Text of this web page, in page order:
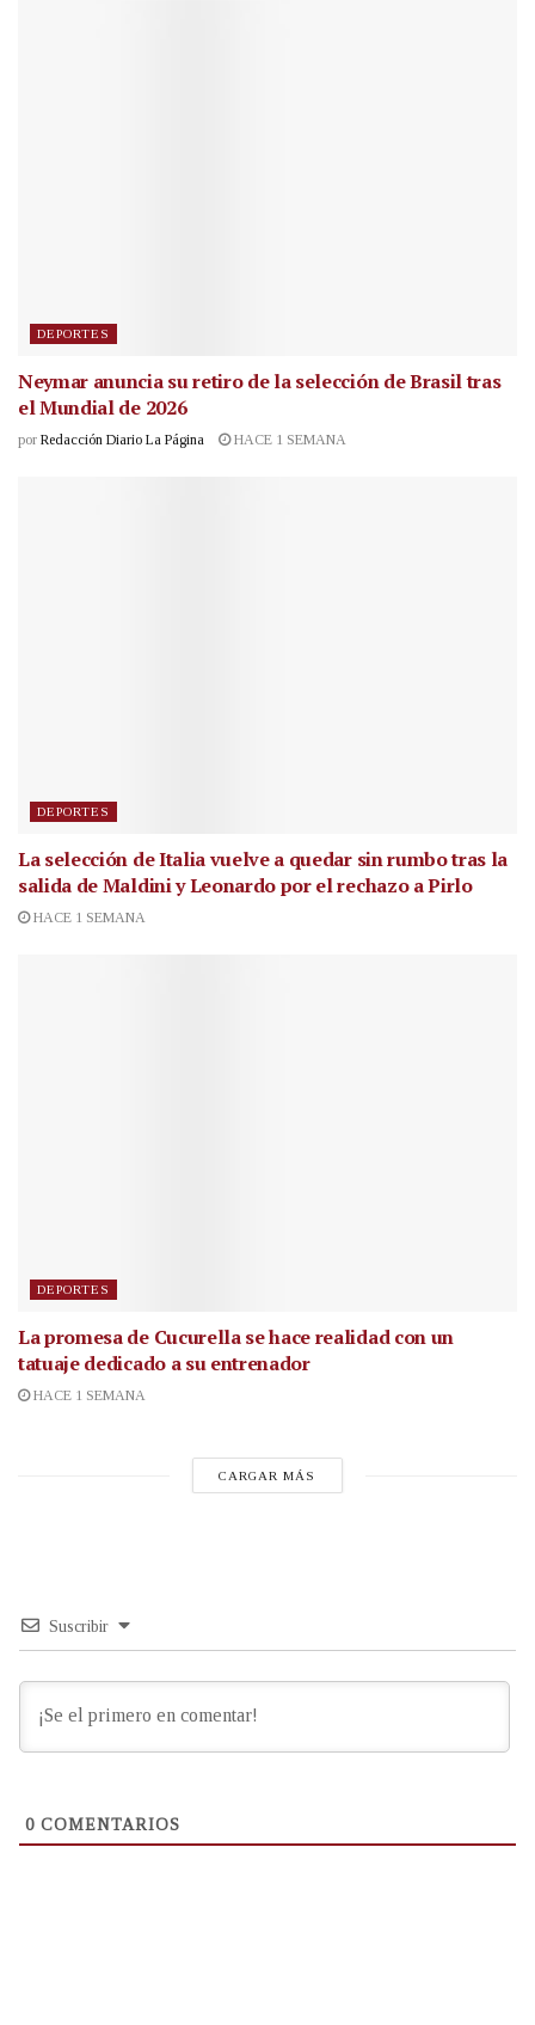
DEPORTES
Neymar anuncia su retiro de la selección de Brasil tras
el Mundial de 2026
por Redacción Diario La Página HACE 1 SEMANA
DEPORTES
La selección de Italia vuelve a quedar sin rumbo tras la
salida de Maldini y Leonardo por el rechazo a Pirlo
HACE 1 SEMANA
DEPORTES
La promesa de Cucurella se hace realidad con un
tatuaje dedicado a su entrenador
HACE 1 SEMANA
CARGAR MÁS
Suscribir
0 COMENTARIOS